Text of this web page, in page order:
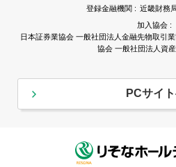
登録金融機関 : 近畿財務
加入協会 :
日本証券業協会 一般社団法人金融先物取引
協会 一般社団法人資
PCサイ